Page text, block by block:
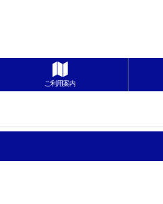
ご利用案内